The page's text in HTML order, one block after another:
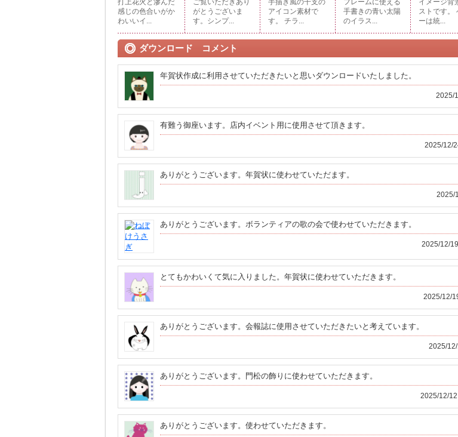
打上花火と滲んだ
感じの色合いがか
わいいイ...
ご覧いただきあり
がとうございま
す。シンプ...
手描き風の干支の
アイコン素材で
す。 チラ...
フレームに使える
手書きの青い太陽
のイラス...
イメージ背
ストです。
ーは統...
ダウンロード コメント
年賀状作成に利用させていただきたいと思いダウンロードいたしました。
2025/
有難う御座います。店内イベント用に使用させて頂きます。
2025/12/
ありがとうございます。年賀状に使わせていただます。
2025/
ありがとうございます。ボランティアの歌の会で使わせていただきます。
2025/12/
とてもかわいくて気に入りました。年賀状に使わせていただきます。
2025/12/
ありがとうございます。会報誌に使用させていただきたいと考えています。
2025/
ありがとうございます。門松の飾りに使わせていただきます。
2025/12/
ありがとうございます。使わせていただきます。